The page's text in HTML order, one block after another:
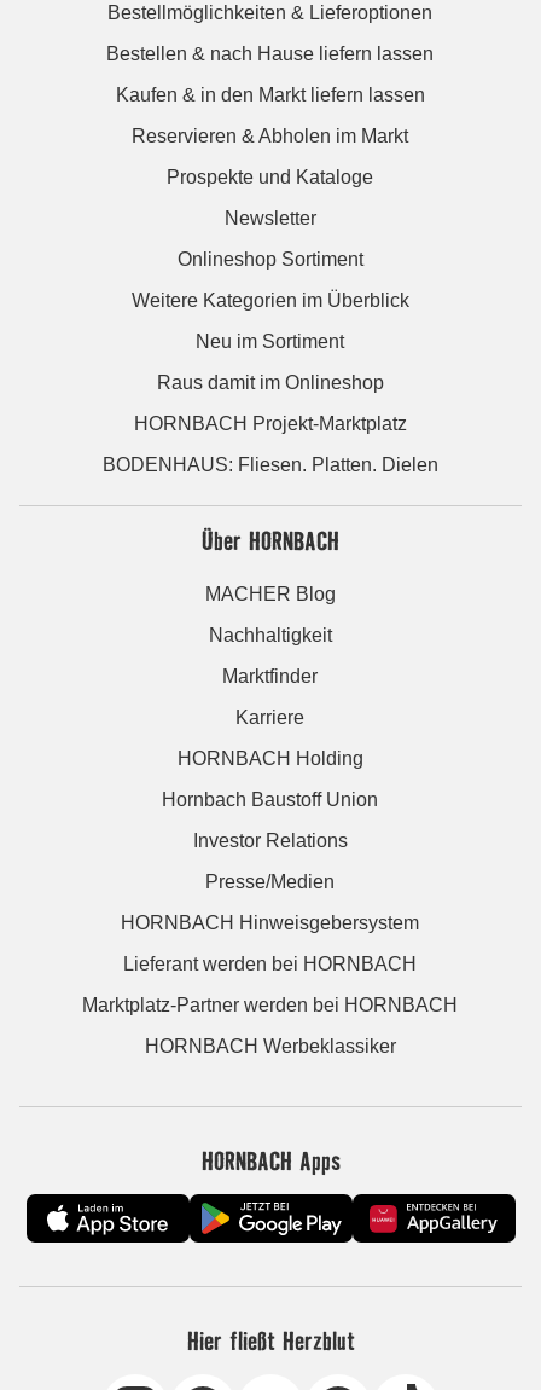
Bestellmöglichkeiten & Lieferoptionen
Bestellen & nach Hause liefern lassen
Kaufen & in den Markt liefern lassen
Reservieren & Abholen im Markt
Prospekte und Kataloge
Newsletter
Onlineshop Sortiment
Weitere Kategorien im Überblick
Neu im Sortiment
Raus damit im Onlineshop
HORNBACH Projekt-Marktplatz
BODENHAUS: Fliesen. Platten. Dielen
Über HORNBACH
MACHER Blog
Nachhaltigkeit
Marktfinder
Karriere
HORNBACH Holding
Hornbach Baustoff Union
Investor Relations
Presse/Medien
HORNBACH Hinweisgebersystem
Lieferant werden bei HORNBACH
Marktplatz-Partner werden bei HORNBACH
HORNBACH Werbeklassiker
HORNBACH Apps
Hier fließt Herzblut